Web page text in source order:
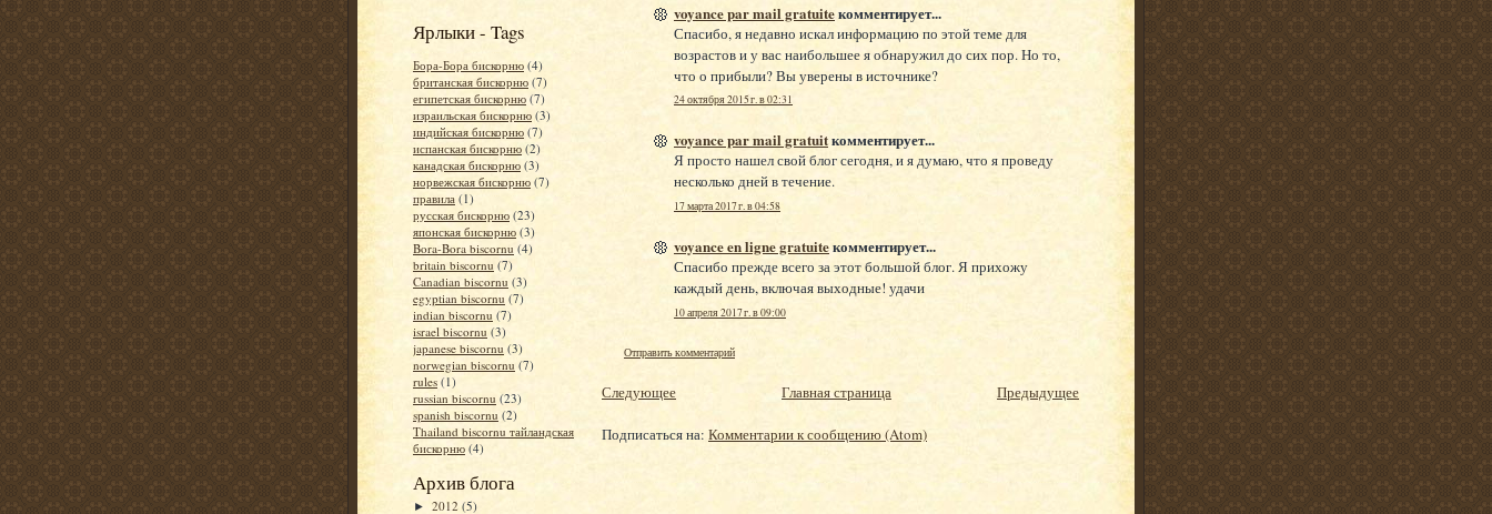
Ярлыки - Tags
Бора-Бора бискорню (4)
британская бискорню (7)
египетская бискорню (7)
израильская бискорню (3)
индийская бискорню (7)
испанская бискорню (2)
канадская бискорню (3)
норвежская бискорню (7)
правила (1)
русская бискорню (23)
японская бискорню (3)
Bora-Bora biscornu (4)
britain biscornu (7)
Canadian biscornu (3)
egyptian biscornu (7)
indian biscornu (7)
israel biscornu (3)
japanese biscornu (3)
norwegian biscornu (7)
rules (1)
russian biscornu (23)
spanish biscornu (2)
Thailand biscornu тайландская
бискорню (4)
Архив блога
► 2012 (5)
voyance par mail gratuiteкомментирует...
Спасибо, я недавно искал информацию по этой теме для
возрастов и у вас наибольшее я обнаружил до сих пор. Но то,
что о прибыли? Вы уверены в источнике?
24 октября 2015 г. в 02:31
voyance par mail gratuitкомментирует...
Я просто нашел свой блог сегодня, и я думаю, что я проведу
несколько дней в течение.
17 марта 2017 г. в 04:58
voyance en ligne gratuiteкомментирует...
Спасибо прежде всего за этот большой блог. Я прихожу
каждый день, включая выходные! удачи
10 апреля 2017 г. в 09:00
Отправить комментарий
Следующее Предыдущее
Главная страница
Подписаться на: Комментарии к сообщению (Atom)